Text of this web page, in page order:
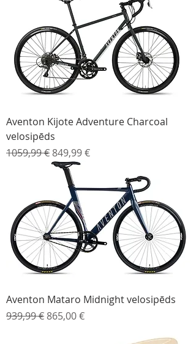
Aventon Kijote Adventure Charcoal
velosipēds
Parastā cena
1059,99 € Izpārdošanas cena
849,99 €
Aventon Mataro Midnight velosipēds
Parastā cena
939,99 € Izpārdošanas cena
865,00 €